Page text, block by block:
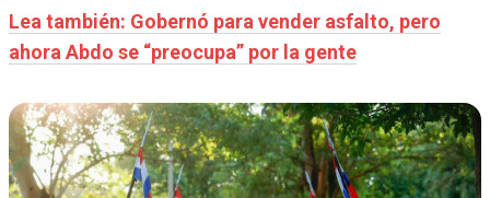
Lea también: Gobernó para vender asfalto, pero
ahora Abdo se “preocupa” por la gente